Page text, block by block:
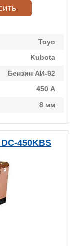
Toyo
Kubota
Бензин АИ-92
450 А
8 мм
450KBS